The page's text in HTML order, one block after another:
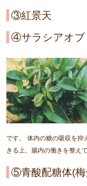
③紅景天
④サラシアオブ
です。 体内の糖の吸収を抑
きる上、腸内の働きを整え
⑤青酸配糖体(梅